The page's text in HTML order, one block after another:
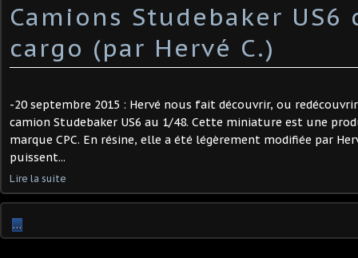
Camions Studebaker US6
cargo (par Hervé C.)
-20 septembre 2015 : Hervé nous fait découvrir, ou
camion Studebaker US6 au 1/48. Cette miniature est une
marque CPC. En résine, elle a été légèrement modifiée par
puissent...
Lire la suite
…